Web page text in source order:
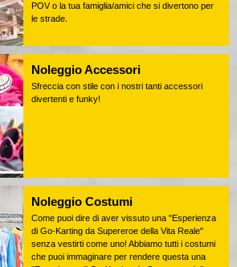
POV o la tua famiglia/amici che si divertono per
le strade.
Noleggio Accessori
Sfreccia con stile con i nostri tanti accessori
divertenti e funky!
Noleggio Costumi
Come puoi dire di aver vissuto una "Esperienza
di Go-Karting da Supereroe della Vita Reale"
senza vestirti come uno! Abbiamo tutti i costumi
che puoi immaginare per rendere questa una